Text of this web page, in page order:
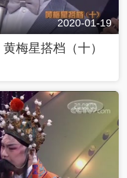
2020-01-19
梅星搭档（十）